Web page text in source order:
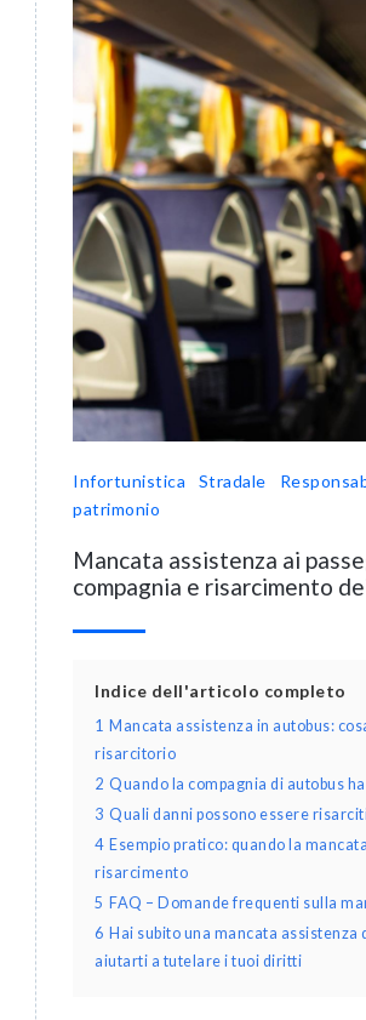
Infortunistica Stradale
patrimonio
Mancata assistenza ai
compagnia e risarcimento
Indice dell'articolo completo
1 Mancata assistenza in autobus:
risarcitorio
2 Quando la compagnia di autobus
3 Quali danni possono essere
4 Esempio pratico: quando la
risarcimento
5 FAQ – Domande frequenti sulla
6 Hai subito una mancata assistenza
aiutarti a tutelare i tuoi diritti